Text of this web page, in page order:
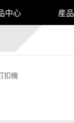
中心 産
扣機